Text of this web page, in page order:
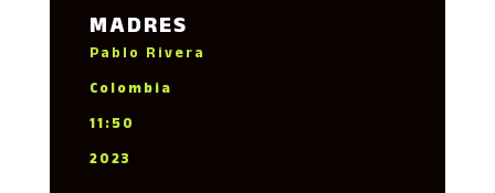
MADRES
Pablo Rivera
Colombia
11:50
2023